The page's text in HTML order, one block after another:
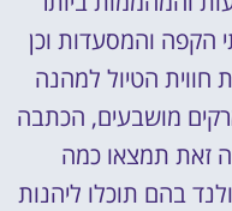
הקפה והמסעדות וכן
חווית הטיול למהנה
מושבעים, הכתבה
זאת תמצאו כמה
בהם תוכלו ליהנות